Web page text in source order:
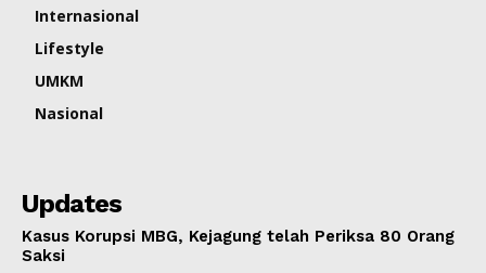
Internasional
Lifestyle
UMKM
Nasional
Updates
Kasus Korupsi MBG, Kejagung telah Periksa 80 Orang
Saksi